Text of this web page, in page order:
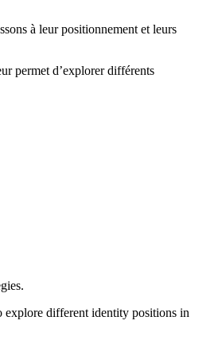
à leur positionnement et leurs
permet d’explorer différents
explore different identity positions in